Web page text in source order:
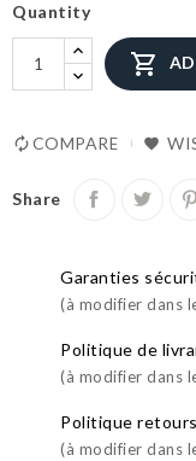
Quantity

COMPARE
Share
Garanties
(à modifier dans
Politique de
(à modifier dans
Politique retours
(à modifier dans